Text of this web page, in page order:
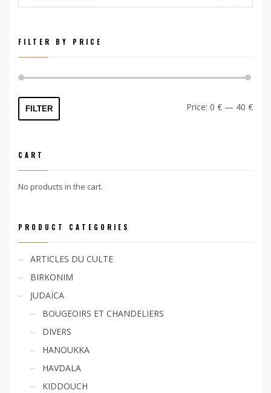
FILTER BY PRICE
Min
Max
FILTER Price: 0 € — 40 €
CART
No products in the cart.
PRODUCT CATEGORIES
ARTICLES DU CULTE
BIRKONIM
JUDAÏCA
BOUGEOIRS ET CHANDELIERS
DIVERS
HANOUKKA
HAVDALA
KIDDOUCH